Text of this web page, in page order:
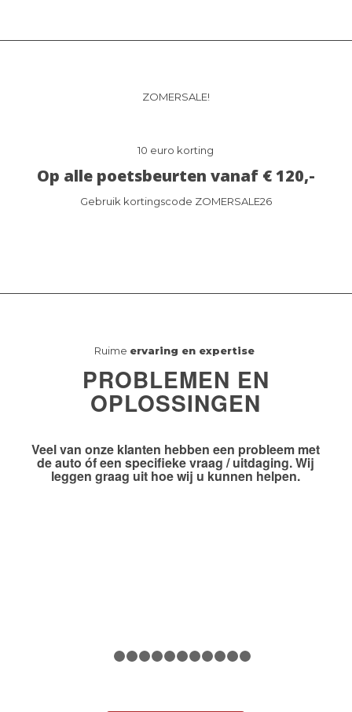
ZOMERSALE!
10 euro korting
Op alle poetsbeurten vanaf € 120,-
Gebruik kortingscode ZOMERSALE26
Ruime ervaring en expertise
PROBLEMEN EN
OPLOSSINGEN
Veel van onze klanten hebbeneen probleem met
de auto ófeen specifieke vraag / uitdaging. Wij
leggen graag uit hoe wij u kunnen helpen.
1 2 3 4 5 6